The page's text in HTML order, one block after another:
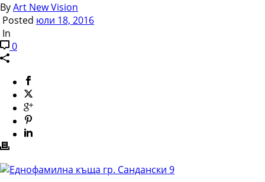
ByArt New Vision
Posted юли 18, 2016
In
0